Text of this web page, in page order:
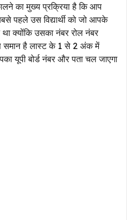
का मुख्य प्रक्रिया है कि आप
पहले उस विद्यार्थी को जो आपके
था क्योंकि उसका नंबर रोल नंबर
समान है लास्ट के 1 से 2 अंक में
यूपी बोर्ड नंबर और पता चल जाएगा